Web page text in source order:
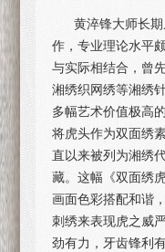
黄淬锋大师长
作，专业理论水平
与实际相结合，曾
湘绣织网绣等湘绣
多幅艺术价值极高
将虎头作为双面绣
直以来被列为湘绣
藏。这幅《双面绣
画面色彩搭配和谐
刺绣来表现虎之威
劲有力，牙齿锋利